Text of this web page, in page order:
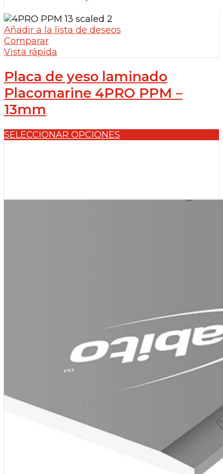
Añadir a la lista de deseos
Comparar
Vista rápida
Placa de yeso laminado
Placomarine 4PRO PPM –
13mm
SELECCIONAR OPCIONES